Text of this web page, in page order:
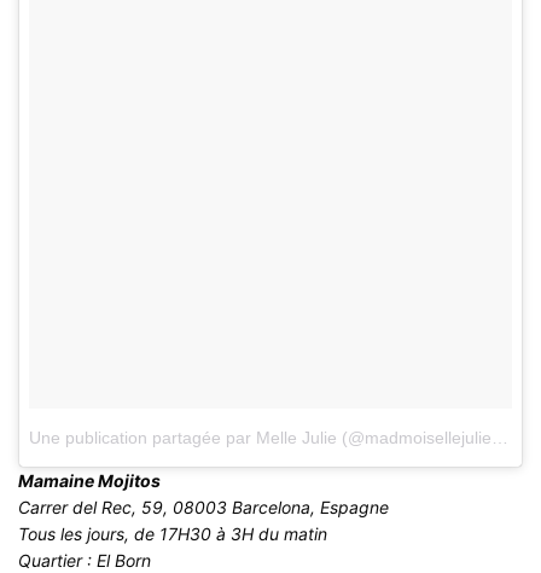
Une publication partagée par Melle Julie (@madmoisellejulie)le
Mamaine Mojitos
Carrer del Rec, 59, 08003 Barcelona, Espagne
Tous les jours, de 17H30 à 3H du matin
Quartier : El Born